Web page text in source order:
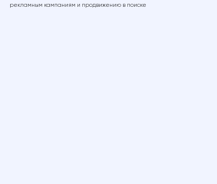
рекламным кампаниям и продвижению в поиске